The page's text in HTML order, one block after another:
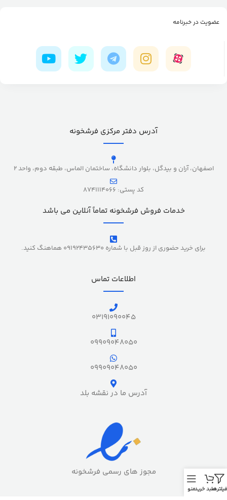
عضویت در خبرنامه
آدرس دفتر مرکزی فرشخونه
اصفهان، آران و بیدگل، بلوار دانشگاه، ساختمان الماس، طبقه دوم، واحد 2
کد پستی: 8741114066
خدمات فروش فرشخونه تماماً آنلاین می باشد
برای خرید حضوری از روز قبل با شماره 09192435630 هماهنگ کنید.
اطلاعات تماس
03191090045
09909048050
09909048050
آدرس ما در نقشه بلد
مجوز های رسمی فرشخونه
فیلترهاسبد خریدمنو